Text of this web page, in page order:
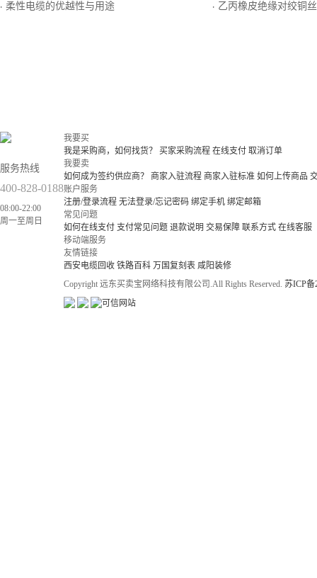
· 柔性电缆的优越性与用途 · 乙丙橡皮绝缘对绞铜丝编织分屏蔽氯化聚乙烯橡皮护套一般用
服务热线
400-828-0188
08:00-22:00
周一至周日
我要买
我是采购商，如何找货？
买家采购流程 在线支付 取消订单
我要卖
如何成为签约供应商？
商家入驻流程 商家入驻标准 如何上传商品
账户服务
注册/登录流程 无法登录/忘记密码 绑定手机 绑定邮箱
常见问题
如何在线支付 支付常见问题 退款说明 交易保障 联系方式 在线客服
移动端服务
友情链接
西安电缆回收 铁路百科 万国复刻表 咸阳装修
Copyright 远东买卖宝网络科技有限公司.All Rights Reserved. 苏ICP备